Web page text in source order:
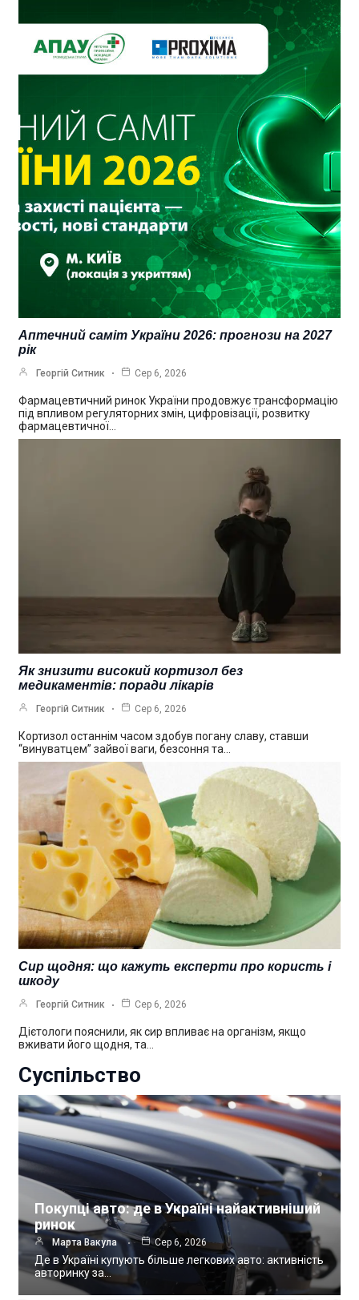
Аптечний саміт України 2026: прогнози на 2027
рік
Георгій Ситник Сер 6, 2026
Фармацевтичний ринок України продовжує трансформацію
під впливом регуляторних змін, цифровізації, розвитку
фармацевтичної…
Як знизити високий кортизол без
медикаментів: поради лікарів
Георгій Ситник Сер 6, 2026
Кортизол останнім часом здобув погану славу, ставши
“винуватцем” зайвої ваги, безсоння та…
Сир щодня: що кажуть експерти про користь і
шкоду
Георгій Ситник Сер 6, 2026
Дієтологи пояснили, як сир впливає на організм, якщо
вживати його щодня, та…
Суспільство
Покупці авто: де в Україні найактивніший
ринок
Марта Вакула Сер 6, 2026
Де в Україні купують більше легкових авто: активність
авторинку за…